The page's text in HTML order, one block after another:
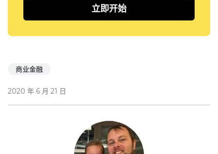
立即开始
商业金融
2020 年 6 月 21 日